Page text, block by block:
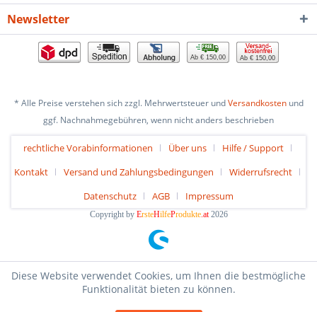
Newsletter
Ab € 150,00 Ab € 150,00
* Alle Preise verstehen sich zzgl. Mehrwertsteuer undVersandkostenund
ggf. Nachnahmegebühren, wenn nicht anders beschrieben
rechtliche Vorabinformationen Über uns
Hilfe / Support
Kontakt
Versand und Zahlungsbedingungen
Widerrufsrecht
Datenschutz
AGB Impressum
Copyright by ErsteHilfeProdukte.at2026
Diese Website verwendet Cookies, um Ihnen die bestmögliche
Funktionalität bieten zu können.